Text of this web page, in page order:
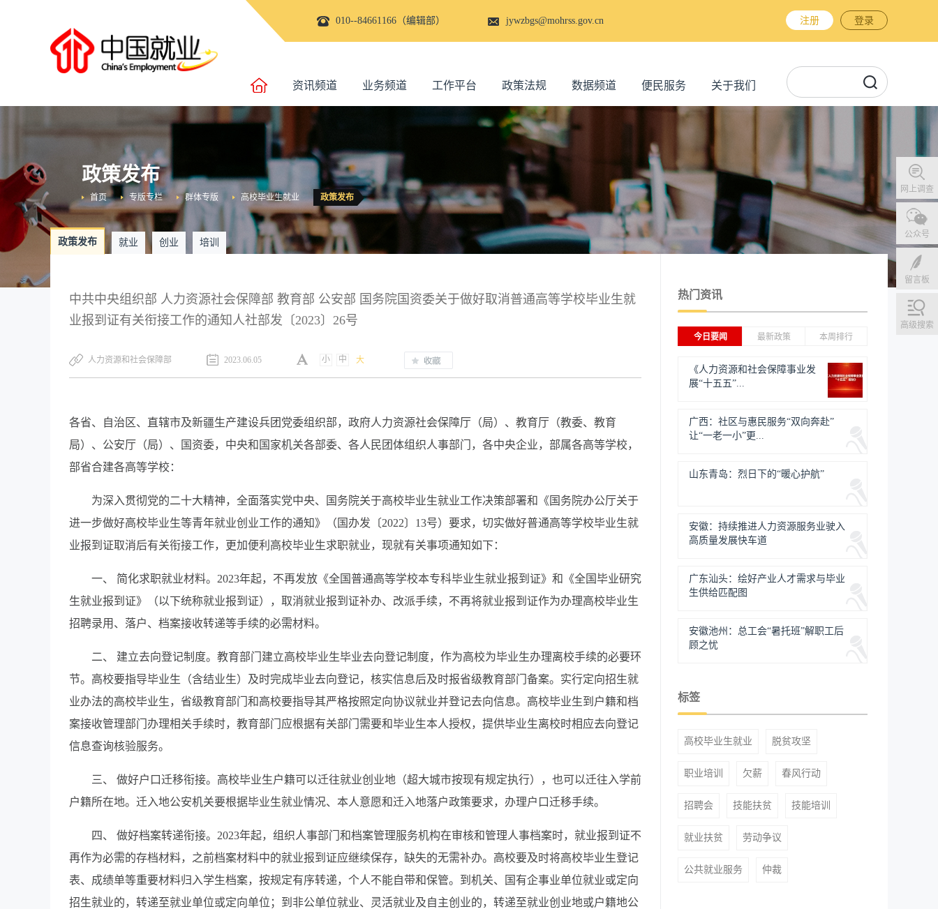
010--84661166（编辑部） jywzbgs@mohrss.gov.cn 注册 登录
资讯频道 业务频道 工作平台 政策法规 数据频道 便民服务 关于我们
网上调查
公众号
留言板
高级搜索
政策发布
政策发布
高校毕业生就业
群体专版
专版专栏
首页
政策发布 就业 创业 培训
中共中央组织部 人力资源社会保障部 教育部 公安部 国务院国资委关于做好取消普通高等学校毕业生就
业报到证有关衔接工作的通知人社部发〔2023〕26号
人力资源和社会保障部 2023.06.05 小 中 大
各省、自治区、直辖市及新疆生产建设兵团党委组织部，政府人力资源社会保障厅（局）、教育厅（教委、教育
局）、公安厅（局）、国资委，中央和国家机关各部委、各人民团体组织人事部门，各中央企业，部属各高等学校，
部省合建各高等学校：
为深入贯彻党的二十大精神，全面落实党中央、国务院关于高校毕业生就业工作决策部署和《国务院办公厅关于
进一步做好高校毕业生等青年就业创业工作的通知》（国办发〔2022〕13号）要求，切实做好普通高等学校毕业生就
业报到证取消后有关衔接工作，更加便利高校毕业生求职就业，现就有关事项通知如下：
一、 简化求职就业材料。2023年起，不再发放《全国普通高等学校本专科毕业生就业报到证》和《全国毕业研究
生就业报到证》（以下统称就业报到证），取消就业报到证补办、改派手续，不再将就业报到证作为办理高校毕业生
招聘录用、落户、档案接收转递等手续的必需材料。
二、 建立去向登记制度。教育部门建立高校毕业生毕业去向登记制度，作为高校为毕业生办理离校手续的必要环
节。高校要指导毕业生（含结业生）及时完成毕业去向登记，核实信息后及时报省级教育部门备案。实行定向招生就
业办法的高校毕业生，省级教育部门和高校要指导其严格按照定向协议就业并登记去向信息。高校毕业生到户籍和档
案接收管理部门办理相关手续时，教育部门应根据有关部门需要和毕业生本人授权，提供毕业生离校时相应去向登记
信息查询核验服务。
三、 做好户口迁移衔接。高校毕业生户籍可以迁往就业创业地（超大城市按现有规定执行），也可以迁往入学前
户籍所在地。迁入地公安机关要根据毕业生就业情况、本人意愿和迁入地落户政策要求，办理户口迁移手续。
四、 做好档案转递衔接。2023年起，组织人事部门和档案管理服务机构在审核和管理人事档案时，就业报到证不
再作为必需的存档材料，之前档案材料中的就业报到证应继续保存，缺失的无需补办。高校要及时将高校毕业生登记
表、成绩单等重要材料归入学生档案，按规定有序转递，个人不能自带和保管。到机关、国有企事业单位就业或定向
招生就业的，转递至就业单位或定向单位；到非公单位就业、灵活就业及自主创业的，转递至就业创业地或户籍地公
热门资讯
今日要闻 最新政策 本周排行
《人力资源和社会保障事业发
展“十五五”...
广西：社区与惠民服务“双向奔赴”
让“一老一小”更...
山东青岛：烈日下的“暖心护航”
安徽：持续推进人力资源服务业驶入
高质量发展快车道
广东汕头：绘好产业人才需求与毕业
生供给匹配图
安徽池州：总工会“暑托班”解职工后
顾之忧
标签
高校毕业生就业 脱贫攻坚
职业培训 欠薪 春风行动
招聘会 技能扶贫 技能培训
就业扶贫 劳动争议
公共就业服务 仲裁